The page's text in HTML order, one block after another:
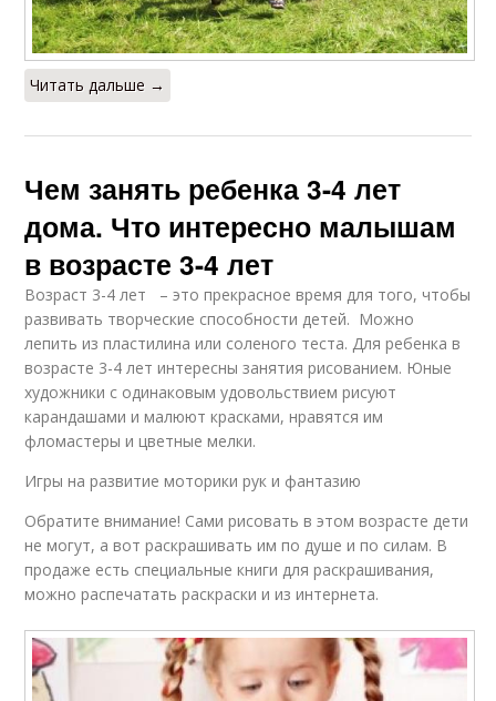
Читать дальше →
Чем занять ребенка 3-4 лет
дома. Что интересно малышам
в возрасте 3-4 лет
Возраст 3-4 лет – это прекрасное время для того, чтобы
развивать творческие способности детей. Можно
лепить из пластилина или соленого теста. Для ребенка в
возрасте 3-4 лет интересны занятия рисованием. Юные
художники с одинаковым удовольствием рисуют
карандашами и малюют красками, нравятся им
фломастеры и цветные мелки.
Игры на развитие моторики рук и фантазию
Обратите внимание! Сами рисовать в этом возрасте дети
не могут, а вот раскрашивать им по душе и по силам. В
продаже есть специальные книги для раскрашивания,
можно распечатать раскраски и из интернета.